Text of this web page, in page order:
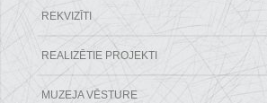
REKVIZĪTI
REALIZĒTIE PROJEKTI
MUZEJA VĒSTURE